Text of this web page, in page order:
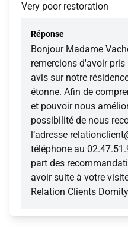
Very poor restoration
Réponse
Bonjour Madame
remercions d'avoir
avis sur notre
étonne. Afin de
et pouvoir nous
possibilité de nous
l’adresse
téléphone au
part des
avoir suite à votre
Relation Clients